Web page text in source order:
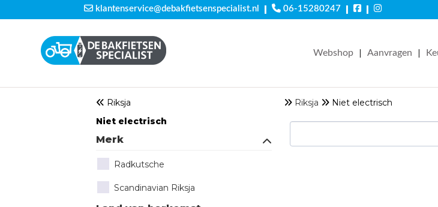
klantenservice@debakfietsenspecialist.nl | 06-15280247 | |
Webshop | Aanvragen |
Riksja Niet electrisch
Riksja
Niet electrisch
Merk
Radkutsche
Scandinavian Riksja